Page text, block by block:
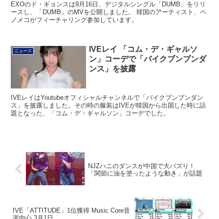
EXOのド・ギョンスは9月16日、デジタルシングル「DUMB」をリリ
ースし、「DUMB」のMVを公開しました。 韓国のアーティスト、ペ
ノメコがフィーチャリング参加しています。
ニュース
IVEレイ 「コム・デ・ギャルソ
ン」コーデで「バイクブンブンダ
ンス」を披露
IVEレイはYoutubeオフィシャルチャンネルで「バイクブンブンダン
ス」を披露しました。その時の服装はIVEが韓国から出国した時に話
題となった、「コム・デ・ギャルソン」コーデでした。
NJZハニのダンスが中国で大バズり！
「関節に油を塗ったような動き」が話題
IVE「ATTITUDE」1位獲得 Music Core音